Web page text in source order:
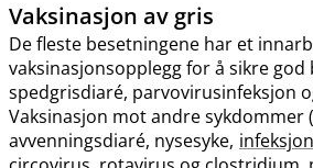
Vaksinasjon av gris
De fleste besetningene har et
vaksinasjonsopplegg for å sikre
spedgrisdiaré, parvovirusinfeksjon
Vaksinasjon mot andre sykdommer
avvenningsdiaré, nysesyke, infeksjon